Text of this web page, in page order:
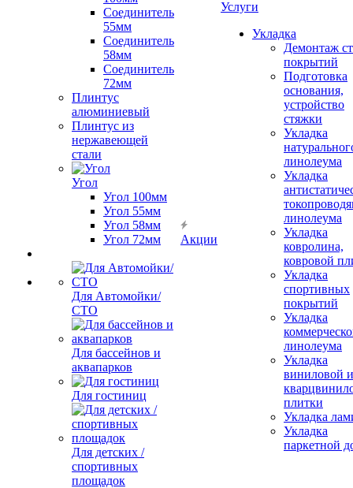
Соединитель
55мм
Соединитель
58мм
Соединитель
72мм
Плинтус
алюминиевый
Плинтус из
нержавеющей
стали
Угол
Угол 100мм
Угол 55мм
Угол 58мм
Угол 72мм
Для Автомойки/
СТО
Для бассейнов и
аквапарков
Для гостиниц
Для детских /
спортивных
площадок
Акции
Услуги
Укладка
Демонтаж
покрытий
Подготовка
основания,
устройство
стяжки
Укладка
линолеума
Укладка
линолеума
Укладка
ковролина,
ковровой
Укладка
спортивных
покрытий
Укладка
линолеума
Укладка
виниловой и
плитки
Укладка
Укладка
паркетной